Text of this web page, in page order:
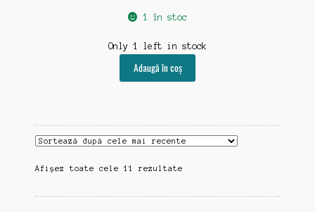
1 în stoc
Only 1 left in stock
Adaugă în coș
Afișez toate cele 11 rezultateSortat
cele